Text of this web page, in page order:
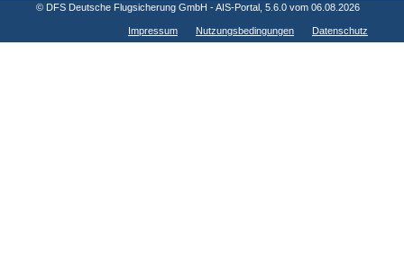
© DFS Deutsche Flugsicherung GmbH - AIS-Portal , 5.6.0 vom 06.08.2026
Impressum Nutzungsbedingungen Datenschutz